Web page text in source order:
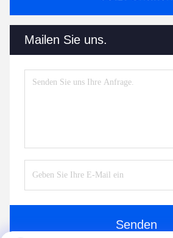
Mailen Sie uns.
Senden